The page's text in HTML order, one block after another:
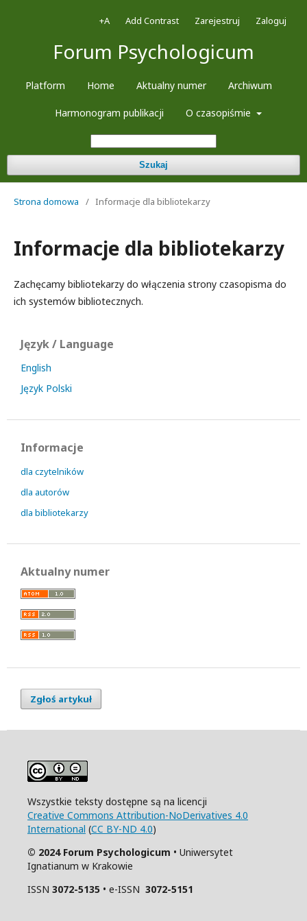
Forum Psychologicum
Platform Home Aktualny numer Archiwum
Harmonogram publikacji O czasopiśmie
Szukaj
+A Add Contrast Zarejestruj Zaloguj
Strona domowa / Informacje dla bibliotekarzy
Informacje dla bibliotekarzy
Zachęcamy bibliotekarzy do włączenia strony czasopisma do
ich systemów bibliotecznych.
Język / Language
English
Język Polski
Informacje
dla czytelników
dla autorów
dla bibliotekarzy
Aktualny numer
Zgłoś artykuł
Wszystkie teksty dostępne są na licencji
Creative Commons Attribution-NoDerivatives 4.0
International (CC BY-ND 4.0)
© 2024 Forum Psychologicum • Uniwersytet
Ignatianum w Krakowie
ISSN 3072-5135 • e-ISSN 3072-5151